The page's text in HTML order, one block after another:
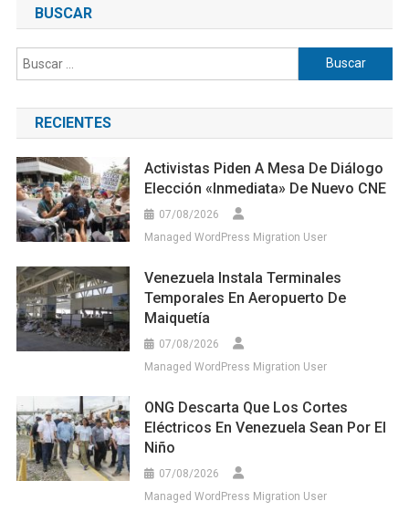
BUSCAR
Buscar:
RECIENTES
Activistas Piden A Mesa De Diálogo
Elección «inmediata» De Nuevo CNE
07/08/2026
Managed WordPress Migration User
Venezuela Instala Terminales
Temporales En Aeropuerto De
Maiquetía
07/08/2026
Managed WordPress Migration User
ONG Descarta Que Los Cortes
Eléctricos En Venezuela Sean Por El
Niño
07/08/2026
Managed WordPress Migration User